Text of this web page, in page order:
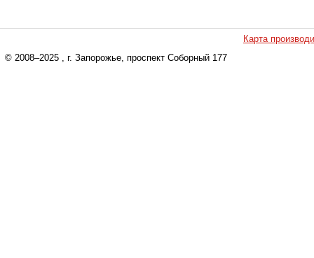
Карта
© 2008–2025 , г. Запорожье, проспект Соборный 177